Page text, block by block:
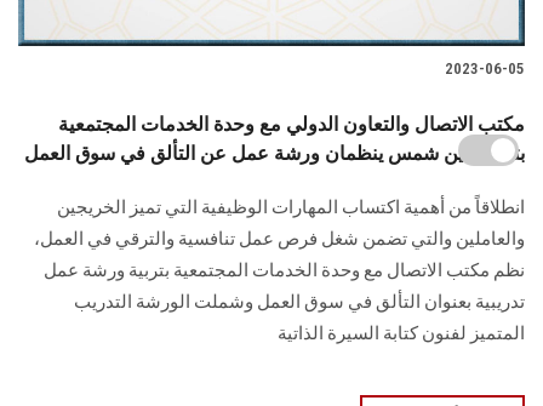
2023-06-05
مكتب الاتصال والتعاون الدولي مع وحدة الخدمات المجتمعية
بتربية عين شمس ينظمان ورشة عمل عن التألق في سوق العمل
انطلاقاً من أهمية اكتساب المهارات الوظيفية التي تميز الخريجين
والعاملين والتي تضمن شغل فرص عمل تنافسية والترقي في العمل،
نظم مكتب الاتصال مع وحدة الخدمات المجتمعية بتربية ورشة عمل
تدريبية بعنوان التألق في سوق العمل وشملت الورشة التدريب
المتميز لفنون كتابة السيرة الذاتية